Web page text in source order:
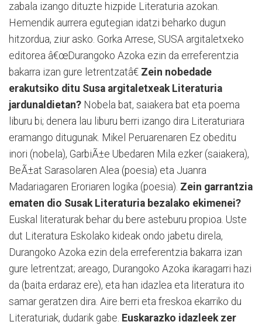
zabala izango dituzte hizpide Literaturia azokan.
Hemendik aurrera egutegian idatzi beharko dugun
hitzordua, ziur asko. Gorka Arrese, SUSA argitaletxeko
editorea â€œDurangoko Azoka ezin da erreferentzia
bakarra izan gure letrentzatâ€ Zein nobedade
erakutsiko ditu Susa argitaletxeak Literaturia
jardunaldietan? Nobela bat, saiakera bat eta poema
liburu bi; denera lau liburu berri izango dira Literaturiara
eramango ditugunak. Mikel Peruarenaren Ez obeditu
inori (nobela), GarbiÃ±e Ubedaren Mila ezker (saiakera),
BeÃ±at Sarasolaren Alea (poesia) eta Juanra
Madariagaren Eroriaren logika (poesia). Zein garrantzia
ematen dio Susak Literaturia bezalako ekimenei?
Euskal literaturak behar du bere asteburu propioa. Uste
dut Literatura Eskolako kideak ondo jabetu direla,
Durangoko Azoka ezin dela erreferentzia bakarra izan
gure letrentzat; areago, Durangoko Azoka ikaragarri hazi
da (baita erdaraz ere), eta han idazlea eta literatura ito
samar geratzen dira. Aire berri eta freskoa ekarriko du
Literaturiak, dudarik gabe. Euskarazko idazleek zer